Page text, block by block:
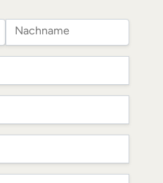
Nachname